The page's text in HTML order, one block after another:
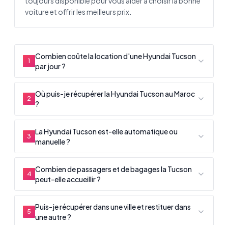
voiture et offrir les meilleurs prix.
1
Combien coûte la location d'une Hyundai Tucson
par jour ?
2
Où puis-je récupérer la Hyundai Tucson au Maroc
?
3
La Hyundai Tucson est-elle automatique ou
manuelle ?
4
Combien de passagers et de bagages la Tucson
peut-elle accueillir ?
5
Puis-je récupérer dans une ville et restituer dans
une autre ?